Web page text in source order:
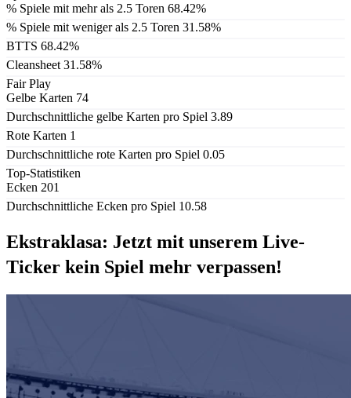
% Spiele mit mehr als 2.5 Toren 68.42%
% Spiele mit weniger als 2.5 Toren 31.58%
BTTS 68.42%
Cleansheet 31.58%
Fair Play
Gelbe Karten 74
Durchschnittliche gelbe Karten pro Spiel 3.89
Rote Karten 1
Durchschnittliche rote Karten pro Spiel 0.05
Top-Statistiken
Ecken 201
Durchschnittliche Ecken pro Spiel 10.58
Ekstraklasa: Jetzt mit unserem Live-
Ticker kein Spiel mehr verpassen!